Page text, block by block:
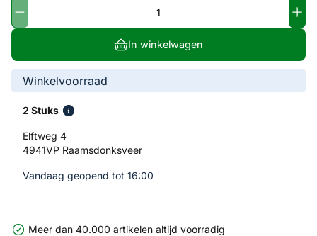
In winkelwagen
Winkelvoorraad
2 Stuks
Elftweg 4
4941VP Raamsdonksveer
Vandaag geopend tot 16:00
Meer dan 40.000 artikelen altijd voorradig